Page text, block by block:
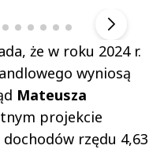
że w roku 2024 r.
wyniosą
Mateusza
projekcie
rzędu 4,63